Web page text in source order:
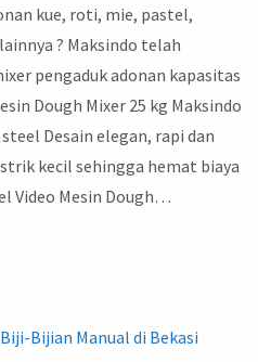
kue, roti, mie, pastel,
? Maksindo telah
pengaduk adonan kapasitas
Dough Mixer 25 kg Maksindo
Desain elegan, rapi dan
kecil sehingga hemat biaya
Video Mesin Dough…